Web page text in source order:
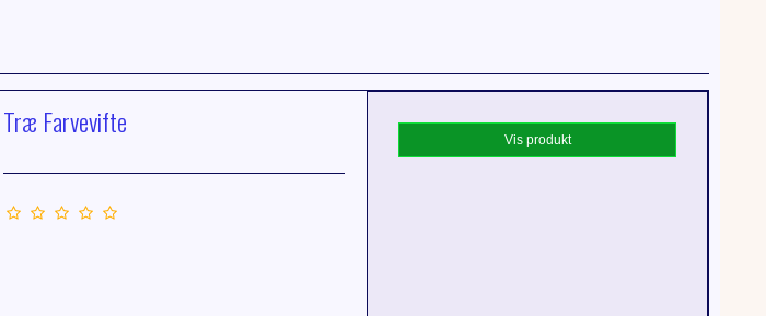
Træ Farvevifte
Vis produkt